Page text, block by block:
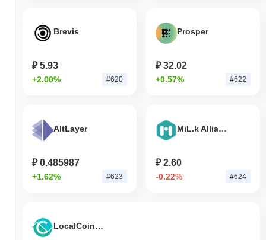
Brevis
₽ 5.93
+2.00% #620
Prosper
₽ 32.02
+0.57% #622
AltLayer
₽ 0.485987
+1.62% #623
MiL.k Alliance
₽ 2.60
-0.22% #624
LocalCoinSwap